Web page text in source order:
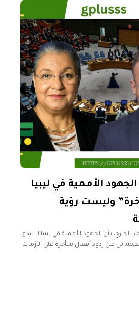
الأممية في ليبيا
وليست رؤية
بأن الجهود الأممية في ليبيا لا تبدو
بل من ردود أفعال متأخرة على الأزمات
"المسار"، أوضح